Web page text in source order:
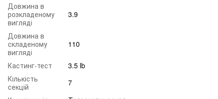
Довжина в
розкладеному
вигляді
3.9
Довжина в
складеному
вигляді
110
Кастинг-тест
3.5 lb
Кількість
секцій
7